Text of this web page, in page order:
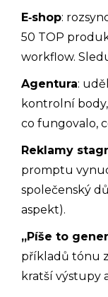
E‑shop:
50 TOP
workflow.
Agentura:
kontrolní
co fungovalo,
Reklamy
promptu
společenský
aspekt).
„Píše to
příkladů tónu
kratší výstupy